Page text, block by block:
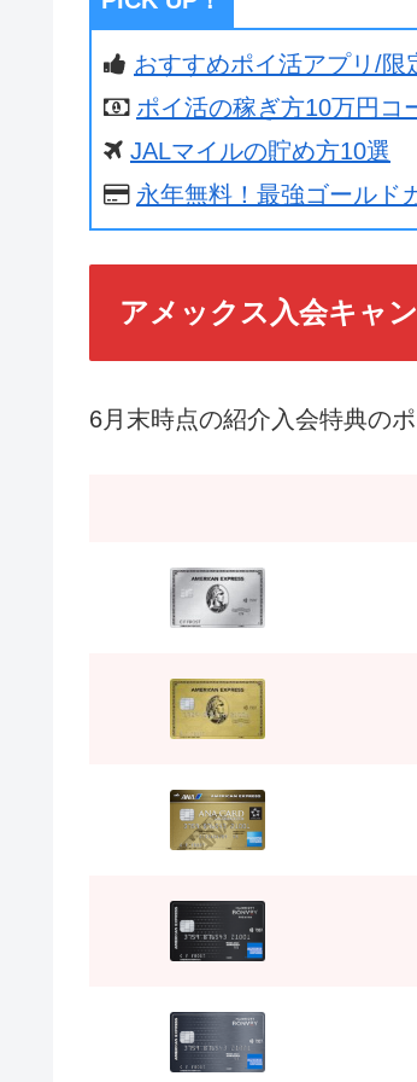
おすすめポイ活アプリ/限
ポイ活の稼ぎ方10万円コ
JALマイルの貯め方10選
永年無料！最強ゴールド
アメックス入会キャ
6月末時点の紹介入会特典の